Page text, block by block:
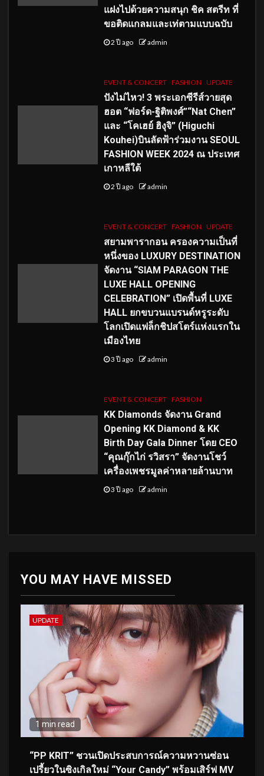
แฝงไปด้วยความสนุก ชิค สตรีท ที่
ขอติดแกลมและเท่ตามแบบฉบับ
2 ปี ago admin
EVENT & CONCERT FASHION UPDATE
ปังไม่ไหว! 3 พระเอกซีรีส์วายสุด
ฮอต “ฟอร์ด-ฐิติพงศ์”“Nat Chen”
และ “โคเฮย์ ฮิงุจิ” (Higuchi
Kouhei)บินลัดฟ้าร่วมงาน SEOUL
FASHION WEEK 2024 ณ ประเทศ
เกาหลีใต้
2 ปี ago admin
EVENT & CONCERT FASHION UPDATE
สยามพารากอน ครองความเป็นที่
หนึ่งของ LUXURY DESTINATION
จัดงาน “SIAM PARAGON THE
LUXE HALL OPENING
CELEBRATION” เปิดพื้นที่ LUXE
HALL ยกขบวนแบรนด์หรูระดับ
โลกเปิดแฟล็กชิปสโตร์แห่งแรกใน
เมืองไทย
3 ปี ago admin
EVENT & CONCERT FASHION
KK Diamonds จัดงาน Grand
Opening KK Diamond & KK
Birth Day Gala Dinner โดย CEO
“คุณกุ๊กไก่ รวิสรา” จัดงานโชว์
เครื่องเพชรมูลค่าหลายล้านบาท
3 ปี ago admin
YOU MAY HAVE MISSED
UPDATE
1 min read
“PP KRIT” ชวนเปิดประสบการณ์ความหวานซ่อน
เปรี้ยวในซิงเกิลใหม่ “Your Candy” พร้อมเสิร์ฟ MV